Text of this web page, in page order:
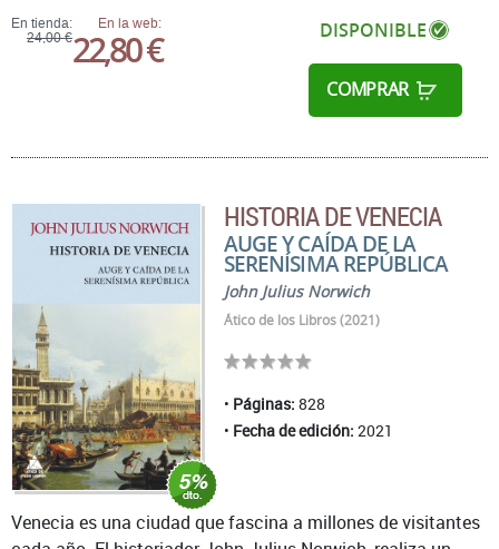
En tienda:
24,00 €
En la web:
22,80 € DISPONIBLE
COMPRAR
HISTORIA DE VENECIA
AUGE Y CAÍDA DE LA
SERENÍSIMA REPÚBLICA
John Julius Norwich
Ático de los Libros (2021)
Páginas: 828
Fecha de edición: 2021
Venecia es una ciudad que fascina a millones de visitantes